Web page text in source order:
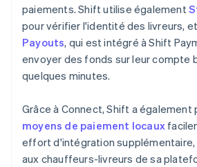
paiements. Shift utilise également
pour vérifier l'identité des livreurs,
Payouts, qui est intégré à Shift
envoyer des fonds sur leur compte
quelques minutes.
Grâce à Connect, Shift a également
moyens de paiement locaux
effort d'intégration
aux chauffeurs-livreurs de sa